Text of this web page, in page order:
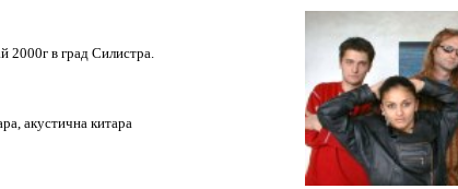
2000г в град Силистра.
акустична китара